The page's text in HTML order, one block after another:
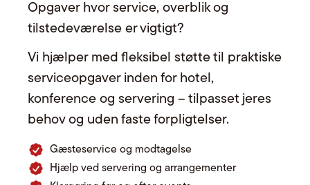
Opgaver hvor service, overblik og
tilstedeværelse er vigtigt?
Vi hjælper med fleksibel støtte til praktiske
serviceopgaver inden for hotel,
konference og servering – tilpasset jeres
behov og uden faste forpligtelser.
Gæsteservice og modtagelse
Hjælp ved servering og arrangementer